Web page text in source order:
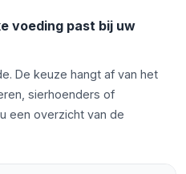
voeding past bij uw
De keuze hangt af van het
sierhoenders of
een overzicht van de